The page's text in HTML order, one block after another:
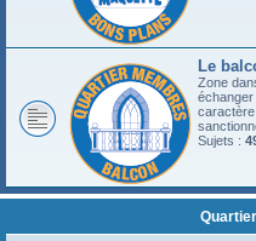
Le
Zone
échanger
Sujets :